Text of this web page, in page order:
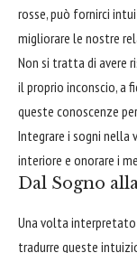
rosse, può fornirci
migliorare le nostre
Non si tratta di avere
il proprio inconscio, a
queste conoscenze
Integrare i sogni nella
interiore e onorare i
Dal Sogno
Una volta interpretato
tradurre queste